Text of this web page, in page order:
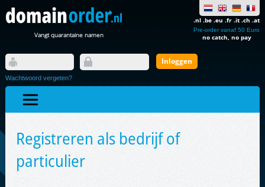
Vangt quarantaine namen
.nl .be .eu .fr .it .ch .at
Pre-order vanaf 50 Euro
no catch, no pay
Wachtwoord vergeten?
Registreren als bedrijf of
particulier